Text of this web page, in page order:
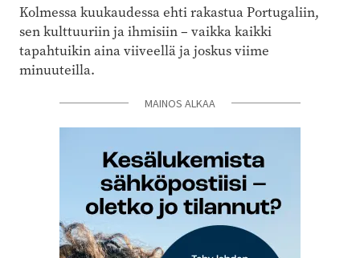
Kolmessa kuukaudessa ehti rakastua Portugaliin,
sen kulttuuriin ja ihmisiin – vaikka kaikki
tapahtuikin aina viiveellä ja joskus viime
minuuteilla.
MAINOS ALKAA